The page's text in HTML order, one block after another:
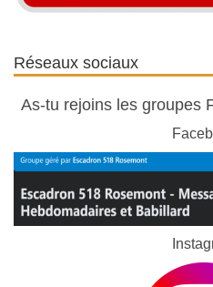
Réseaux sociaux
As-tu rejoins les groupes